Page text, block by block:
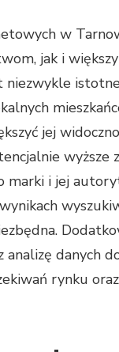
w
jak i
jej
marki i jej
danych
rynku